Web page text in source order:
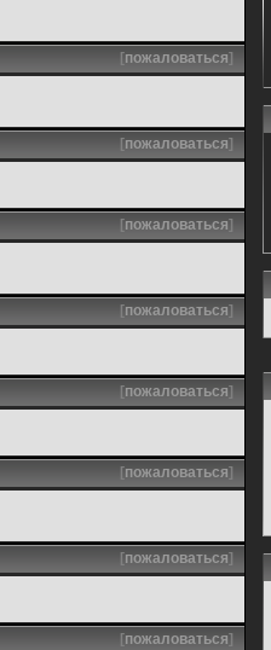
[пожаловаться]
[пожаловаться]
[пожаловаться]
[пожаловаться]
[пожаловаться]
[пожаловаться]
[пожаловаться]
[пожаловаться]